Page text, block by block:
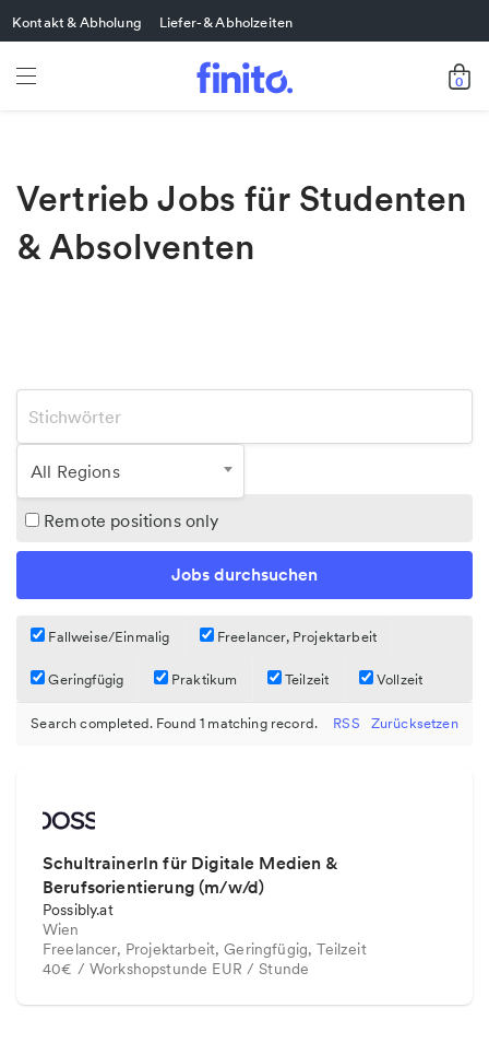
Kontakt & Abholung Liefer- & Abholzeiten
0
Vertrieb Jobs für Studenten
& Absolventen
All Regions
Remote positions only
Fallweise/Einmalig Freelancer, Projektarbeit
Geringfügig Praktikum Teilzeit Vollzeit
Search completed. Found 1 matching record. Zurücksetzen
RSS
SchultrainerIn für Digitale Medien &
Berufsorientierung (m/w/d)
Possibly.at
Wien
Freelancer, Projektarbeit, Geringfügig, Teilzeit
40€ / Workshopstunde EUR / Stunde